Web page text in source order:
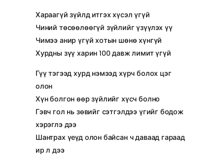
Хараагүй зүйлд итгэх хүсэл үгүй
Чиний төсөөлөөгүй зүйлийг үзүүлэх үү
Чимээ анир үгүй хотын шөнө хүнгүй
Хурдны зүү харин 100 давж лимит үгүй
Гүү тэгээд хурд нэмээд хүрч болох цэг
олон
Хүн болгон өөр зүйлийг хүсч болно
Гэвч гол нь зөвийг сэтгэлдээ үгийг бодож
хэрэглэ дээ
Шантрах үеүд олон байсан ч даваад гараад
ир л дээ